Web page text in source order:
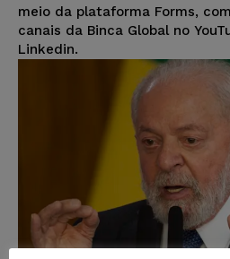
meio da plataforma Forms,
canais da Binca Global no
Linkedin.